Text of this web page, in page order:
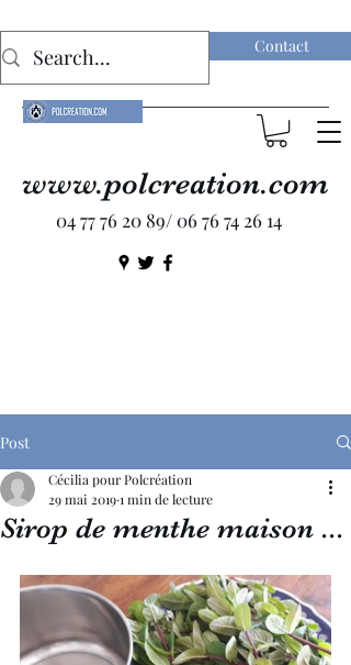
04 77 76 20 89/ 06 76 74 26 14
www.polcreation.com
Contact
Post
Sirop de menthe maison ...
Cécilia pour Polcréation
29 mai 20191 min de lecture